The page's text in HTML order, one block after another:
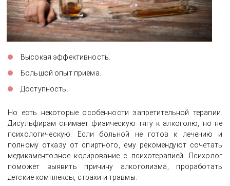
Высокая эффективность.
Большой опыт приёма.
Доступность.
Но есть некоторые особенности запретительной терапии.
Дисульфирам снимает физическую тягу к алкоголю, но не
психологическую. Если больной не готов к лечению и
полному отказу от спиртного, ему рекомендуют сочетать
медикаментозное кодирование с психотерапией. Психолог
поможет выявить причину алкоголизма, проработать
детские комплексы, страхи и травмы.